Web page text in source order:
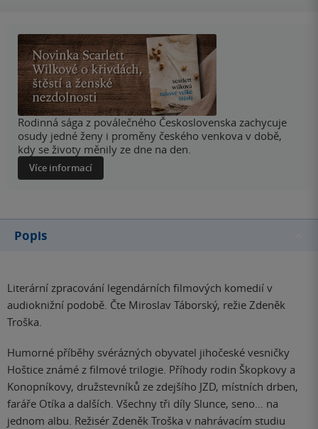
Rodinná sága z poválečného Československa zachycuje
osudy jedné ženy i proměny českého venkova v době,
kdy se životy měnily ze dne na den.
Více informací
Popis
Literární zpracování legendárních filmových komedií v
audioknižní podobě. Čte Miroslav Táborský, režie Zdeněk
Troška.
Humorné příběhy svérázných obyvatel jihočeské vesničky
Hoštice známé z filmové trilogie. Příhody rodin Škopkovy a
Konopníkovy, družstevníků ze zdejšího JZD, místních drben,
faráře Otíka a dalších. Všechny tři díly Slunce, seno… na
jednom albu. Režisér Zdeněk Troška v nahrávacím studiu